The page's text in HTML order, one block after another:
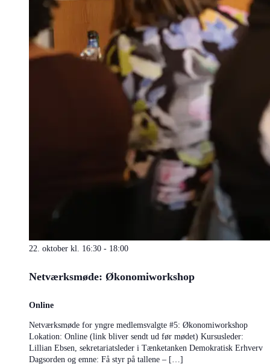
22. oktober kl. 16:30 - 18:00
Netværksmøde: Økonomiworkshop
Online
Netværksmøde for yngre medlemsvalgte #5: Økonomiworkshop
Lokation: Online (link bliver sendt ud før mødet) Kursusleder:
Lillian Ebsen, sekretariatsleder i Tænketanken Demokratisk Erhverv
Dagsorden og emne: Få styr på tallene – […]